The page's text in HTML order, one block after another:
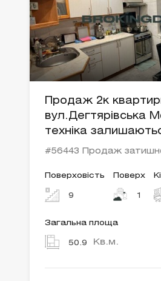
Продаж 2к
вул.Дегтярівська
техніка
#56443 Продаж
Поверховість
9
Поверх
1
Загальна площа
50.9 Кв.м.